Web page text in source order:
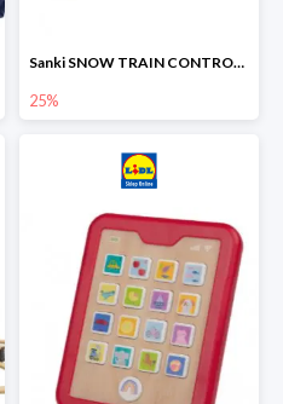
Sanki SNOW TRAIN CONTROL -25%
25%